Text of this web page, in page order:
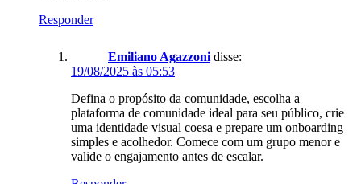
Responder
Emiliano Agazzoni disse:
19/08/2025 às 05:53
Defina o propósito da comunidade, escolha a
plataforma de comunidade ideal para seu público, crie
uma identidade visual coesa e prepare um onboarding
simples e acolhedor. Comece com um grupo menor e
valide o engajamento antes de escalar.